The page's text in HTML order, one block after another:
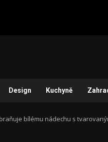
Design Kuchyně
bílému nádechu s